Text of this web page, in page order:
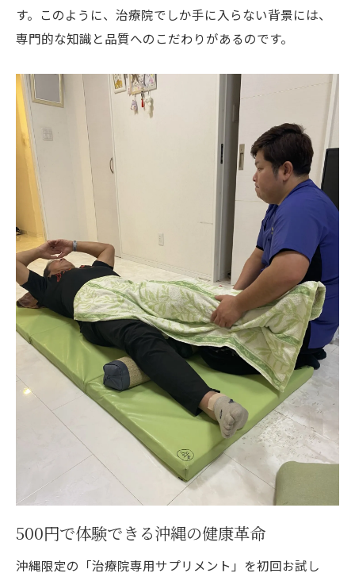
す。このように、治療院でしか手に入らない背景には、
専門的な知識と品質へのこだわりがあるのです。
500円で体験できる沖縄の健康革命
沖縄限定の「治療院専用サプリメント」を初回お試し